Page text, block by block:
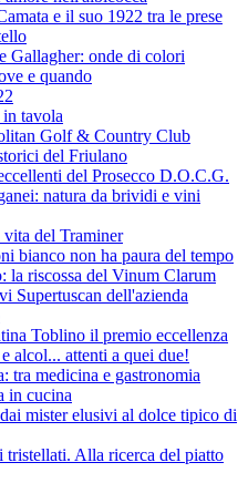
e il suo 1922 tra le prese
Gallagher: onde di colori
e quando
tavola
Golf & Country Club
del Friulano
del Prosecco D.O.C.G.
natura da brividi e vini
del Traminer
bianco non ha paura del tempo
la riscossa del Vinum Clarum
Supertuscan dell'azienda
Toblino il premio eccellenza
alcol... attenti a quei due!
tra medicina e gastronomia
in cucina
mister elusivi al dolce tipico di
tristellati. Alla ricerca del piatto